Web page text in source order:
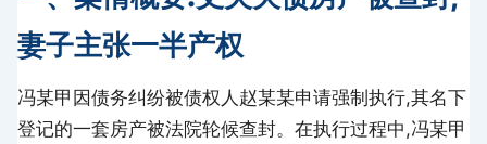
妻子主张一半产权
冯某甲因债务纠纷被债权人赵某某申请强制执行,其名下
登记的一套房产被法院轮候查封。在执行过程中,冯某甲